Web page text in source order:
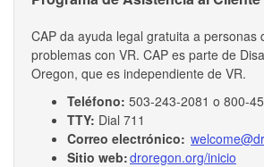
CAP da ayuda legal gratuita a personas
problemas con VR. CAP es parte de
Oregon, que es independiente de VR.
Teléfono: 503-243-2081 o 800-
TTY: Dial 711
Correo electrónico:
Sitio web:droregon.org/inicio